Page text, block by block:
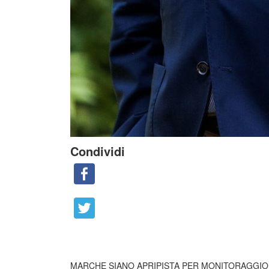
Condividi
MARCHE SIANO APRIPISTA PER